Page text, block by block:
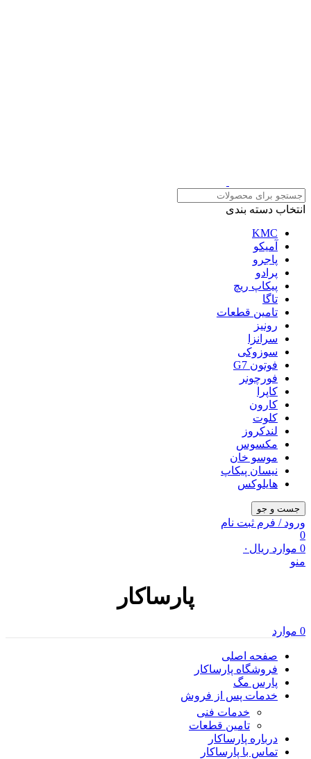
انتخاب دسته بندی
KMC
آمیکو
پاجرو
پرادو
پیکاپ ریچ
تاگا
تامین قطعات
رونیز
سرانزا
سوزوکی
فوتون G7
فورچونر
کاپرا
کارون
کلوت
لندکروز
مکسوس
موسو خان
نیسان پیکاپ
هایلوکس
جست و جو
ورود / فرم ثبت نام
0
0 موارد ریال ۰
منو
پارساکار
0 موارد
صفحه اصلی
فروشگاه پارساکار
پارس مگ
خدمات پس از فروش
خدمات فنی
تامین قطعات
درباره پارساکار
تماس با پارساکار